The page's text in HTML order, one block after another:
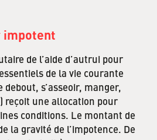
impotent
de l’aide d’autrui pour
de la vie courante
debout, s’asseoir, manger,
reçoit une allocation pour
conditions. Le montant de
la gravité de l’impotence. De